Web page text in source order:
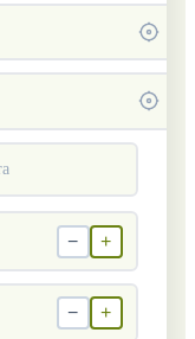
− +
− +